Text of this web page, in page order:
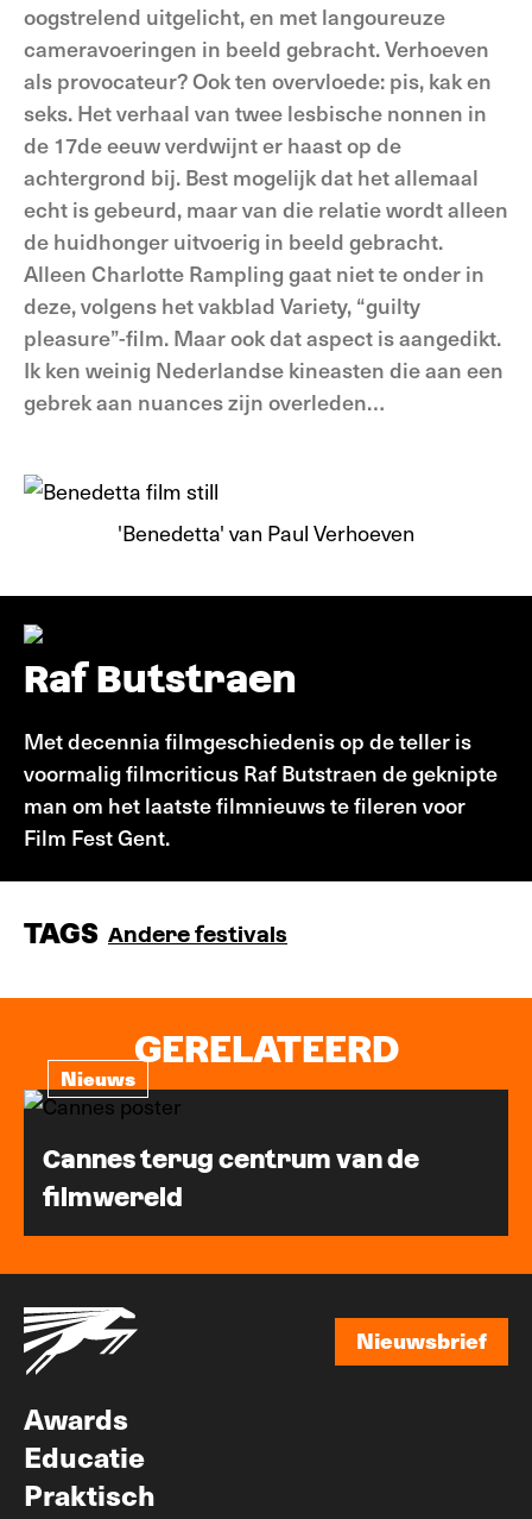
oogstrelend uitgelicht, en met langoureuze
cameravoeringen in beeld gebracht. Verhoeven
als provocateur? Ook ten overvloede: pis, kak en
seks. Het verhaal van twee lesbische nonnen in
de 17de eeuw verdwijnt er haast op de
achtergrond bij. Best mogelijk dat het allemaal
echt is gebeurd, maar van die relatie wordt alleen
de huidhonger uitvoerig in beeld gebracht.
Alleen Charlotte Rampling gaat niet te onder in
deze, volgens het vakblad Variety, “guilty
pleasure”-film. Maar ook dat aspect is aangedikt.
Ik ken weinig Nederlandse kineasten die aan een
gebrek aan nuances zijn overleden…
'Benedetta' van Paul Verhoeven
Raf Butstraen
Met decennia filmgeschiedenis op de teller is
voormalig filmcriticus Raf Butstraen de geknipte
man om het laatste filmnieuws te fileren voor
Film Fest Gent.
TAGS Andere festivals
GERELATEERD
Nieuws
Cannes terug centrum van de
filmwereld
Nieuwsbrief
Awards
Educatie
Praktisch